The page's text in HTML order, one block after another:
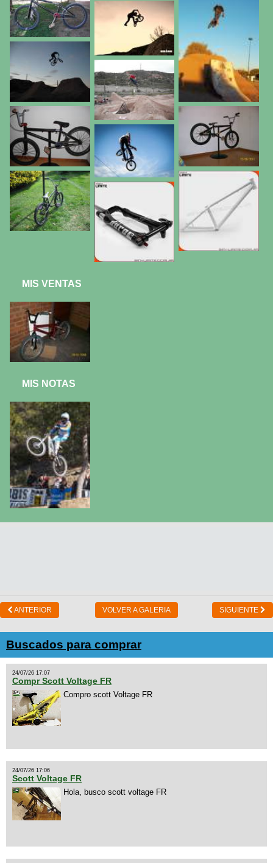
MIS VENTAS
MIS NOTAS
ANTERIOR VOLVER A GALERIA SIGUIENTE
Buscados para comprar
24/07/26 17:07
Compr Scott Voltage FR
Compro scott Voltage FR
24/07/26 17:06
Scott Voltage FR
Hola, busco scott voltage FR